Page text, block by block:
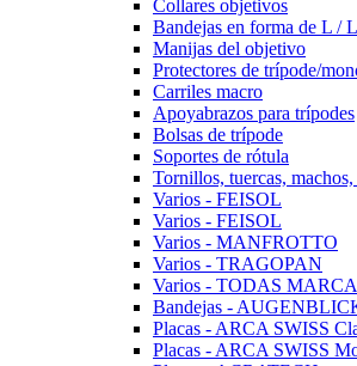
Collares objetivos
Bandejas en forma de L /
Manijas del objetivo
Protectores de trípode/
Carriles macro
Apoyabrazos para trípodes
Bolsas de trípode
Soportes de rótula
Tornillos, tuercas, machos,
Varios - FEISOL
Varios - FEISOL
Varios - MANFROTTO
Varios - TRAGOPAN
Varios - TODAS
Bandejas -
Placas - ARCA SWISS
Placas - ARCA SWISS